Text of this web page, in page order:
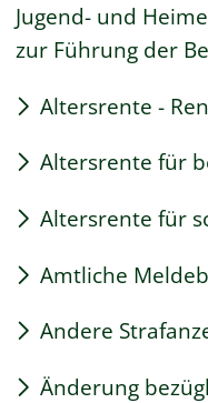
Jugend- und
zur Führung der
Altersrente -
Altersrente für
Altersrente für
Amtliche
Andere
Änderung